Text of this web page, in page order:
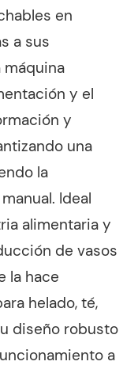
en
a sus
máquina
y el
y
una
la
Ideal
alimentaria y
de vasos
la hace
helado, té,
diseño robusto
a